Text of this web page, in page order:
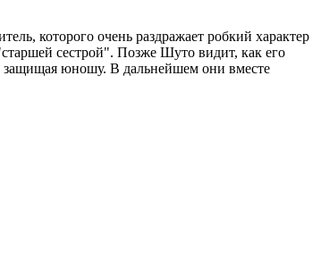
которого очень раздражает робкий характер
сестрой". Позже Шуто видит, как его
защищая юношу. В дальнейшем они вместе